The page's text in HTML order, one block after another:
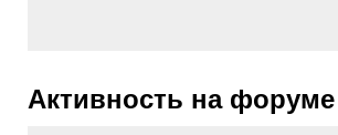
Активность на форуме